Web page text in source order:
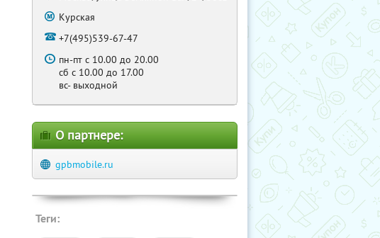
Курская
+7(495)539-67-47
пн-пт с 10.00 до 20.00
сб с 10.00 до 17.00
вс- выходной
О партнере:
gpbmobile.ru
Теги: